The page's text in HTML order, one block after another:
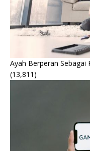
Ayah Berperan Sebagai
(13,811)